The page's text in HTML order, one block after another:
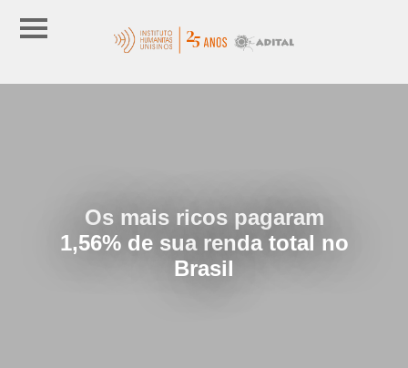
Os mais ricos pagaram
1,56% de sua renda total no
Brasil